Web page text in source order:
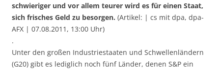
schwieriger und vor allem teurer wird es für einen Staat,
sich frisches Geld zu besorgen. (Artikel: | cs mit dpa, dpa-
AFX | 07.08.2011, 13:00 Uhr)
.
Unter den großen Industriestaaten und Schwellenländern
(G20) gibt es lediglich noch fünf Länder, denen S&P ein